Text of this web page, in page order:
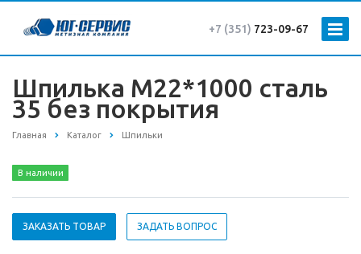
+7 (351) 723-09-67
Шпилька М22*1000 сталь
35 без покрытия
Главная Каталог Шпильки
В наличии
ЗАКАЗАТЬ ТОВАР ЗАДАТЬ ВОПРОС